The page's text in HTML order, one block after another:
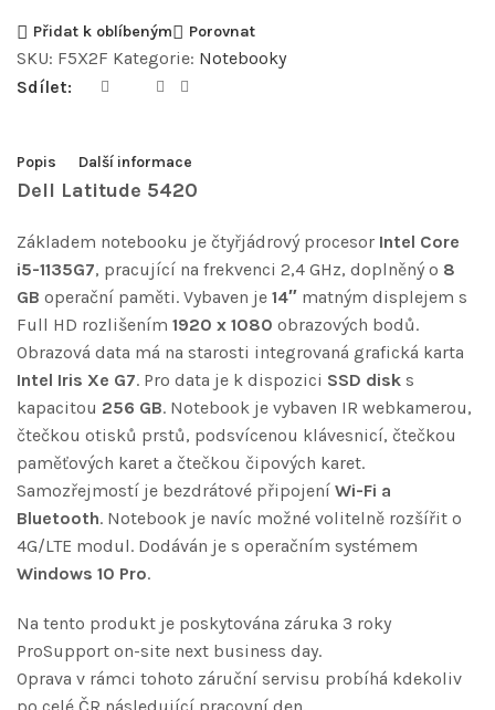
Přidat k oblíbeným Porovnat
SKU: F5X2F Kategorie: Notebooky
Sdílet:
Popis Další informace
Dell Latitude 5420
Základem notebooku je čtyřjádrový procesor Intel Core
i5-1135G7, pracující na frekvenci 2,4 GHz, doplněný o 8
GB operační paměti. Vybaven je 14″ matným displejem s
Full HD rozlišením 1920 x 1080 obrazových bodů.
Obrazová data má na starosti integrovaná grafická karta
Intel Iris Xe G7. Pro data je k dispozici SSD disk s
kapacitou 256 GB. Notebook je vybaven IR webkamerou,
čtečkou otisků prstů, podsvícenou klávesnicí, čtečkou
paměťových karet a čtečkou čipových karet.
Samozřejmostí je bezdrátové připojení Wi-Fi a
Bluetooth. Notebook je navíc možné volitelně rozšířit o
4G/LTE modul. Dodáván je s operačním systémem
Windows 10 Pro.
Na tento produkt je poskytována záruka 3 roky
ProSupport on-site next business day.
Oprava v rámci tohoto záruční servisu probíhá kdekoliv